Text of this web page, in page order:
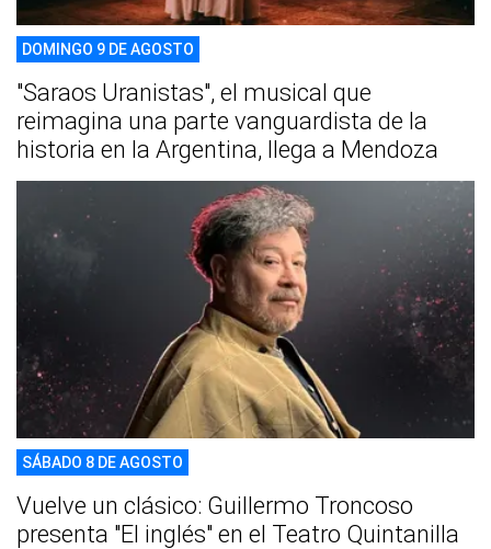
DOMINGO 9 DE AGOSTO
"Saraos Uranistas", el musical que
reimagina una parte vanguardista de la
historia en la Argentina, llega a Mendoza
SÁBADO 8 DE AGOSTO
Vuelve un clásico: Guillermo Troncoso
presenta "El inglés" en el Teatro Quintanilla